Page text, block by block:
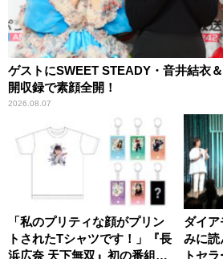
ゲストにSWEET STEADY・音井結衣
開収録で素顔全開！
2026.08.07
「私のプリティな顔がプリン
トされたTシャツです！」『長
浜広奈 天下無双』初の番組グ
ダイ
みに読
トセ